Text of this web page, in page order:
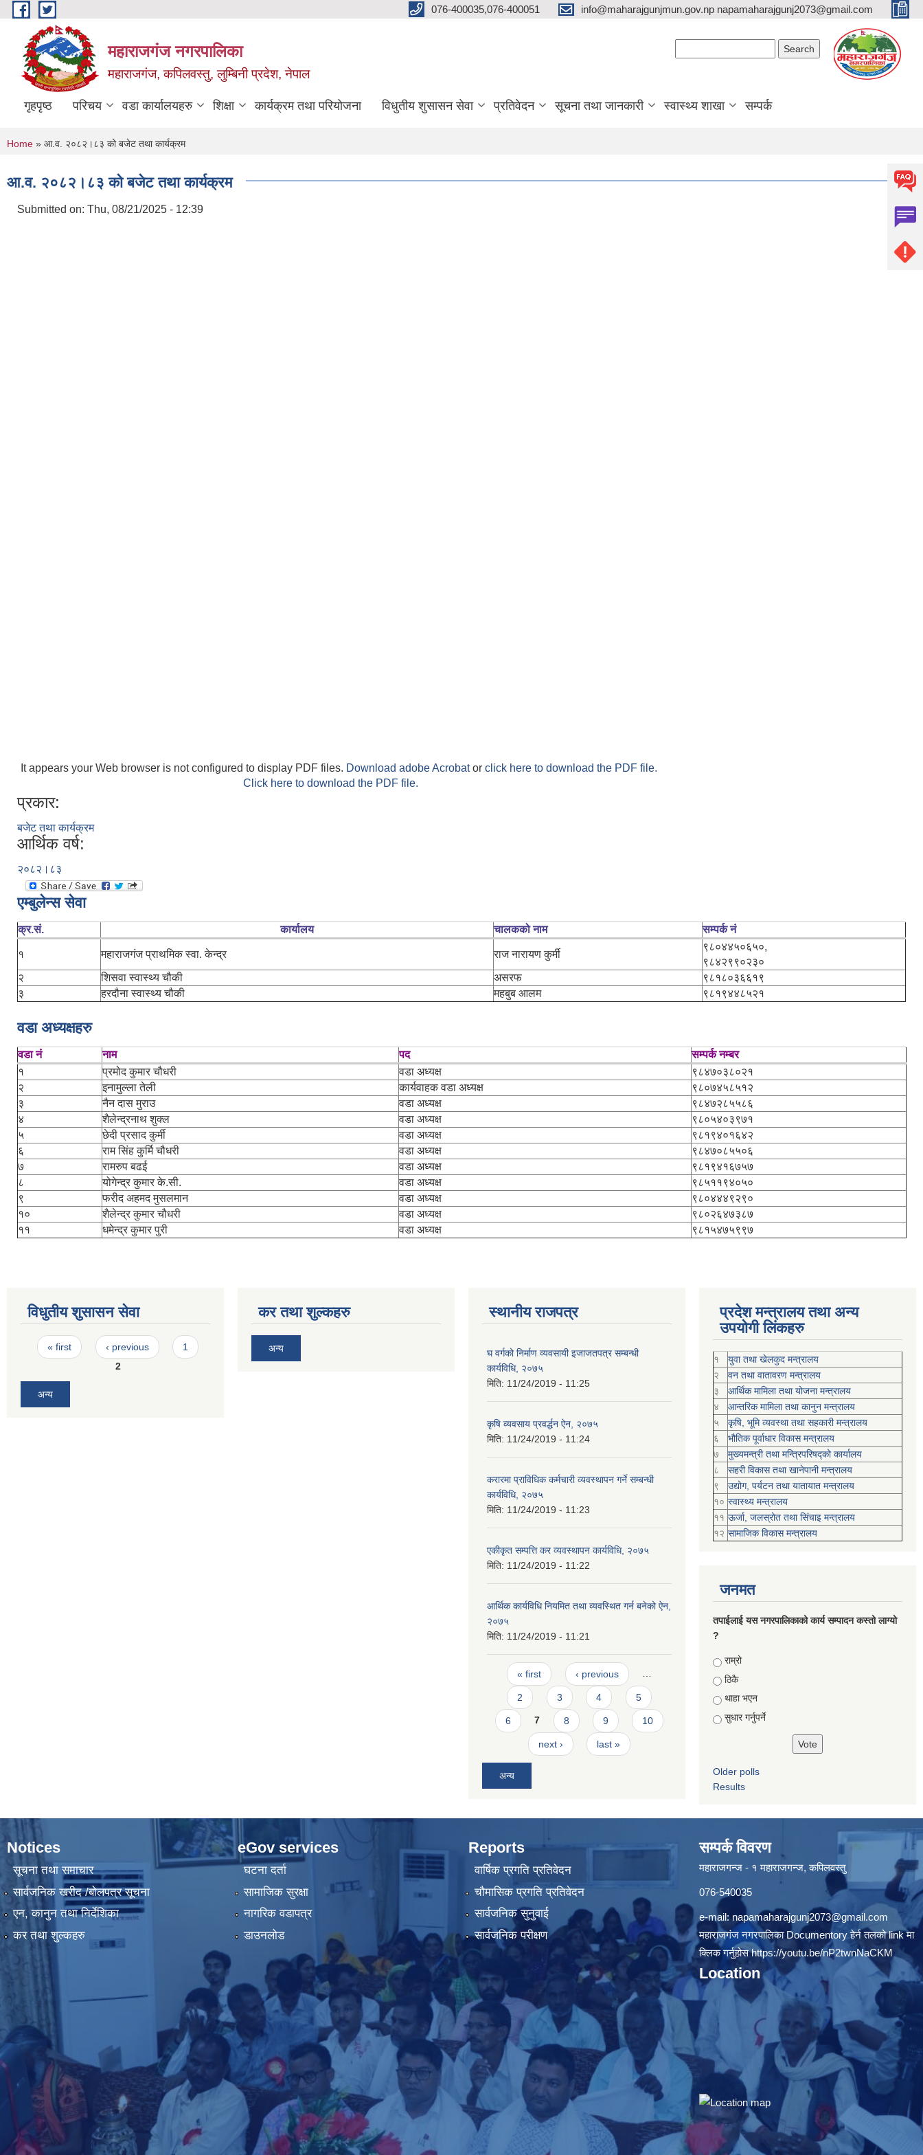
Skip to main content 076-400035,076-400051 info@maharajgunjmun.gov.np napamaharajgunj2073@gmail.com
महाराजगंज नगरपालिका
महाराजगंज, कपिलवस्तु, लुम्बिनी प्रदेश, नेपाल
गृहपृष्ठ परिचय वडा कार्यालयहरु शिक्षा कार्यक्रम तथा परियोजना विधुतीय शुसासन सेवा प्रतिवेदन सूचना तथा जानकारी स्वास्थ्य शाखा सम्पर्क
You are here
Home » आ.व. २०८२।८३ को बजेट तथा कार्यक्रम
आ.व. २०८२।८३ को बजेट तथा कार्यक्रम
Submitted on: Thu, 08/21/2025 - 12:39
It appears your Web browser is not configured to display PDF files. Download adobe Acrobator click here to download the PDF file.
Click here to download the PDF file.
प्रकार:
बजेट तथा कार्यक्रम
आर्थिक वर्ष:
२०८२।८३
एम्बुलेन्स सेवा
क्र.सं. कार्यालय चालकको नाम सम्पर्क नं
१ महाराजगंज प्राथमिक स्वा. केन्द्र राज नारायण कुर्मी
९८०४४५०६५०,
९८४२९९०२३०
२
शिसवा स्वास्थ्य चौकी असरफ
९८१८०३६६१९
३
हरदौना स्वास्थ्य चौकी महबुब आलम ९८१९४४८५२१
वडा अध्यक्षहरु
वडा नं नाम पद
सम्पर्क नम्बर
१
प्रमोद कुमार चौधरी वडा अध्यक्ष
९८४७०३८०२१
२
इनामुल्ला तेली कार्यवाहक वडा अध्यक्ष
९८०७४५८५१२
३
नैन दास मुराउ वडा अध्यक्ष
९८४७२८५५८६
४
शैलेन्द्रनाथ शुक्ल वडा अध्यक्ष
९८०५४०३९७१
५
छेदी प्रसाद कुर्मी वडा अध्यक्ष
९८१९४०१६४२
६
राम सिंह कुर्मि चौधरी वडा अध्यक्ष
९८४७०८५५०६
७
रामरुप बढई वडा अध्यक्ष
९८१९४१६७५७
८
योगेन्द्र कुमार के.सी. वडा अध्यक्ष
९८५११९४०५०
९
फरीद अहमद मुसलमान वडा अध्यक्ष
९८०४४४९२९०
१०
शैलेन्द्र कुमार चौधरी वडा अध्यक्ष
९८०२६४७३८७
११
धमेन्द्र कुमार पुरी वडा अध्यक्ष ९८१५४७५९९७
विधुतीय शुसासन सेवा
Pages
« first ‹ previous
1
2
अन्य
कर तथा शुल्कहरु
अन्य
स्थानीय राजपत्र
घ वर्गको निर्माण व्यवसायी इजाजतपत्र सम्बन्धी
कार्यविधि, २०७५
मिति: 11/24/2019 - 11:25
कृषि व्यवसाय प्रवर्द्धन ऐन, २०७५
मिति: 11/24/2019 - 11:24
करारमा प्राविधिक कर्मचारी व्यवस्थापन गर्ने सम्बन्धी
कार्यविधि, २०७५
मिति: 11/24/2019 - 11:23
एकीकृत सम्पत्ति कर व्यवस्थापन कार्यविधि, २०७५
मिति: 11/24/2019 - 11:22
आर्थिक कार्यविधि नियमित तथा व्यवस्थित गर्न बनेको ऐन,
२०७५
मिति: 11/24/2019 - 11:21
Pages
« first ‹ previous …
2 3 4 5
6 7 8 9 10
next › last »
अन्य
प्रदेश मन्त्रालय तथा अन्य
उपयोगी लिंकहरु
१
युवा तथा खेलकुद मन्त्रालय
२
वन तथा वातावरण मन्त्रालय
३
आर्थिक मामिला तथा योजना मन्त्रालय
४
आन्तरिक मामिला तथा कानुन मन्त्रालय
५
कृषि, भूमि व्यवस्था तथा सहकारी मन्त्रालय
६
भौतिक पूर्वाधार विकास मन्त्रालय
७
मुख्यमन्त्री तथा मन्त्रिपरिषद्को कार्यालय
८
सहरी विकास तथा खानेपानी मन्त्रालय
९
उद्योग, पर्यटन तथा यातायात मन्त्रालय
१० स्वास्थ्य मन्त्रालय
११ ऊर्जा, जलस्रोत तथा सिंचाइ मन्त्रालय
१२ सामाजिक विकास मन्‍‍त्रालय
जनमत
तपाईलाई यस नगरपालिकाको कार्य सम्पादन कस्तो लाग्यो
?
Choices
राम्रो
ठिकै
थाहा भएन
सुधार गर्नुपर्ने
Older polls
Results
Notices
सूचना तथा समाचार
सार्वजनिक खरीद /बोलपत्र सूचना
एन, कानुन तथा निर्देशिका
कर तथा शुल्कहरु
eGov services
घटना दर्ता
सामाजिक सुरक्षा
नागरिक वडापत्र
डाउनलोड
Reports
वार्षिक प्रगति प्रतिवेदन
चौमासिक प्रगति प्रतिवेदन
सार्वजनिक सुनुवाई
सार्वजनिक परीक्षण
सम्पर्क विवरण
महाराजगन्ज - १ महाराजगन्ज, कपिलवस्तु
076-540035
e-mail: napamaharajgunj2073@gmail.com
महाराजगंज नगरपालिका Documentory हेर्न तलको link मा
क्लिक गर्नुहोसhttps://youtu.be/nP2twnNaCKM
Location